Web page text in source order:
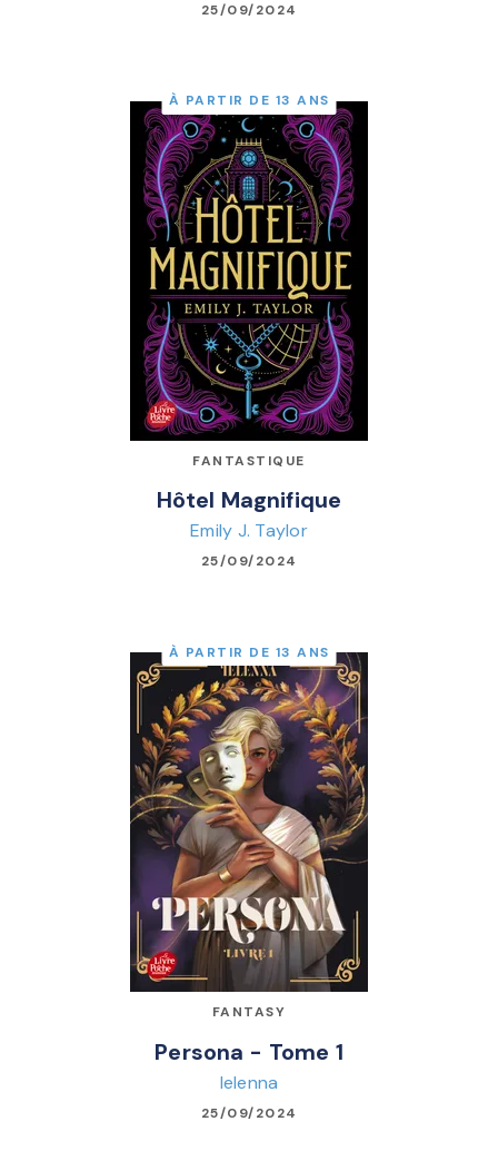
25/09/2024
À PARTIR DE 13 ANS
FANTASTIQUE
Hôtel Magnifique
Emily J. Taylor
25/09/2024
À PARTIR DE 13 ANS
FANTASY
Persona - Tome 1
Ielenna
25/09/2024